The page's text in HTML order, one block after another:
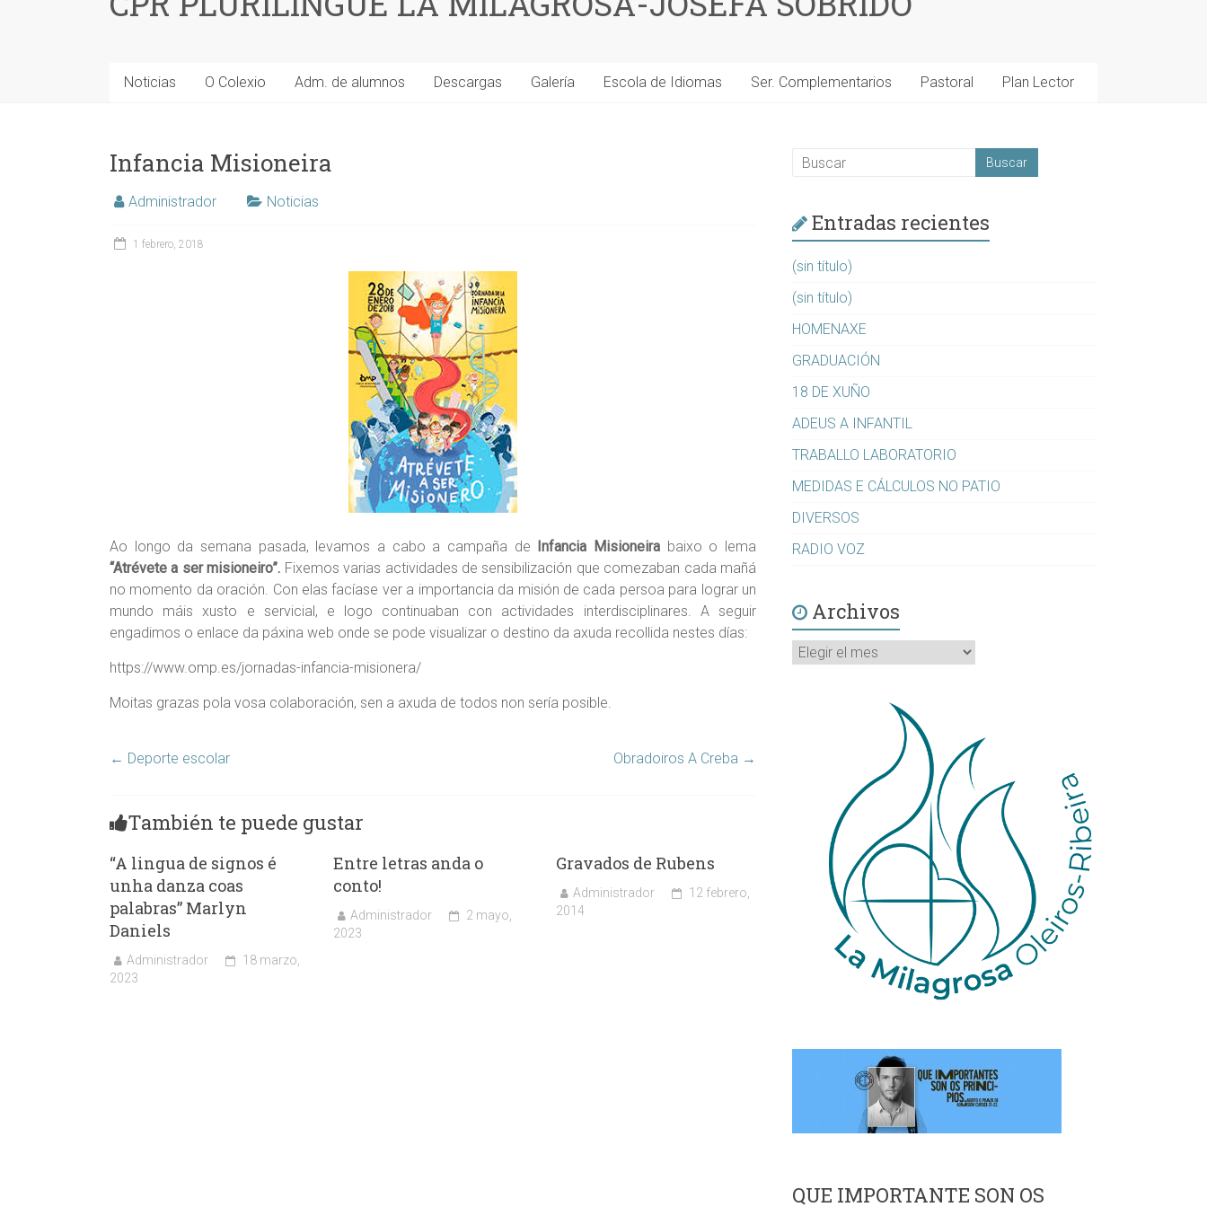
Noticias O Colexio Adm. de alumnos Descargas Galería Escola de Idiomas Ser. Complementarios Pastoral Plan Lector
Infancia Misioneira
Administrador Noticias
1 febrero, 2018
Ao longo da semana pasada, levamos a cabo a campaña de Infancia Misioneira baixo o lema
“Atrévete a ser misioneiro”. Fixemos varias actividades de sensibilización que comezaban cada mañá
no momento da oración. Con elas facíase ver a importancia da misión de cada persoa para lograr un
mundo máis xusto e servicial, e logo continuaban con actividades interdisciplinares. A seguir
engadimos o enlace da páxina web onde se pode visualizar o destino da axuda recollida nestes días:
https://www.omp.es/jornadas-infancia-misionera/
Moitas grazas pola vosa colaboración, sen a axuda de todos non sería posible.
← Deporte escolar Obradoiros A Creba →
También te puede gustar
“A lingua de signos é
unha danza coas
palabras” Marlyn
Daniels
Administrador
18 marzo,
2023
Entre letras anda o
conto!
Administrador
2 mayo,
2023
Gravados de Rubens
Administrador
12 febrero,
2014
Entradas recientes
(sin título)
(sin título)
HOMENAXE
GRADUACIÓN
18 DE XUÑO
ADEUS A INFANTIL
TRABALLO LABORATORIO
MEDIDAS E CÁLCULOS NO PATIO
DIVERSOS
RADIO VOZ
Archivos
Archivos
QUE IMPORTANTE SON OS